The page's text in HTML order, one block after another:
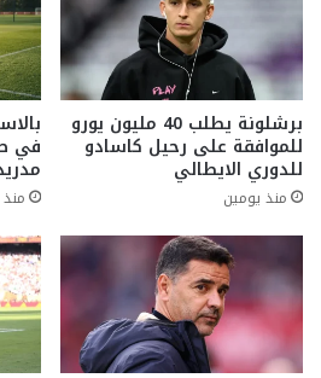
برشلونة يطلب 40 مليون يورو
للموافقة على رحيل كاسادو
للدوري الايطالي
منذ يومين
في
مدريد